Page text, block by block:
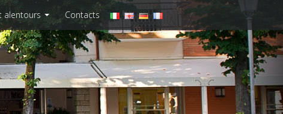
alentours Contacts